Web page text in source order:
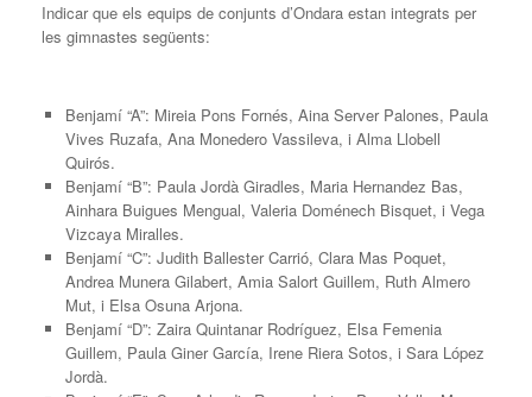
Indicar que els equips de conjunts d’Ondara estan integrats per
les gimnastes següents:
Benjamí “A”: Mireia Pons Fornés, Aina Server Palones, Paula
Vives Ruzafa, Ana Monedero Vassileva, i Alma Llobell
Quirós.
Benjamí “B”: Paula Jordà Giradles, Maria Hernandez Bas,
Ainhara Buigues Mengual, Valeria Doménech Bisquet, i Vega
Vizcaya Miralles.
Benjamí “C”: Judith Ballester Carrió, Clara Mas Poquet,
Andrea Munera Gilabert, Amia Salort Guillem, Ruth Almero
Mut, i Elsa Osuna Arjona.
Benjamí “D”: Zaira Quintanar Rodríguez, Elsa Femenia
Guillem, Paula Giner García, Irene Riera Sotos, i Sara López
Jordà.